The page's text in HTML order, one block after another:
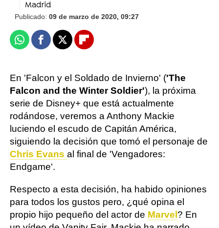
Madrid
Publicado: 09 de marzo de 2020, 09:27
WhatsappFacebook
X Flipboard
En 'Falcon y el Soldado de Invierno' ('The
Falcon and the Winter Soldier'), la próxima
serie de Disney+ que está actualmente
rodándose, veremos a Anthony Mackie
luciendo el escudo de Capitán América,
siguiendo la decisión que tomó el personaje de
Chris Evans al final de 'Vengadores:
Endgame'.
Respecto a esta decisión, ha habido opiniones
para todos los gustos pero, ¿qué opina el
propio hijo pequeño del actor de Marvel ? En